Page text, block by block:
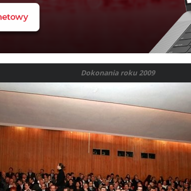
Dokonania roku 2009